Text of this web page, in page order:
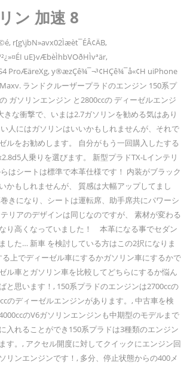
ン 加速 8
r[g\jbN»avx02Ìæèt¯ÉÂ¢ÄB,
uE}vÆbèÌhbVOðHÌvªär,
PS4 ProÆäreXg, y®æzÇê¾¯¬³¢HÇê¾¯å«¢H uiPhone
ランドクルーザープラドのエンジン 150系プ
ガソリンエンジン と2800ccの ディーゼルエンジ
きな衝撃で、いまは2.7ガソリンを勧める気はあり
人にはガソリンはいいかもしれませんが、それで
ルをお勧めします。 自分がもう一回購入したする
人乗りを選びます。 新型プラドTX-Lインテリ
はシートは標準で本革仕様です！ 内装がブラック
かもしれませんが、 質感は大幅アップしてまし
きになり、シートは運転席、助手席共にパワーシ
リアのデザインは同じなのですが、 素材が変わる
り高くなっていました！ 本革になる事でセダン
した… 新車 を検討している方はこの2択になりま
上でディーゼル車にするかガソリン車にするかで
ル車とガソリン車を比較してどちらにするか悩ん
と思います！, 150系プラドのエンジンは2700ccの
のディーゼルエンジンがあります。, 中古車を検
のV6ガソリンエンジンも中期型のモデルまで
入れることができ150系プラドは3種類のエンジン
す。, アクセル開度に対してクイックにエンジン回
リンエンジンです！, 多分、停止状態からの400メ